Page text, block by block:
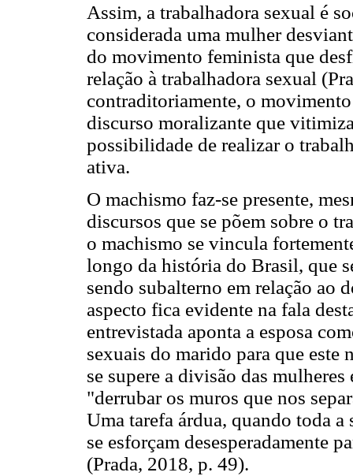
Assim, a trabalhadora sexual é
considerada uma mulher
do movimento feminista que
relação à trabalhadora sexual
contraditoriamente, o
discurso moralizante que
possibilidade de realizar o
ativa.
O machismo faz-se presente,
discursos que se põem sobre o
o machismo se vincula
longo da história do Brasil, que
sendo subalterno em relação ao
aspecto fica evidente na fala
entrevistada aponta a esposa
sexuais do marido para que este
se supere a divisão das
"derrubar os muros que nos
Uma tarefa árdua, quando toda
se esforçam desesperadamente
(Prada, 2018, p. 49).